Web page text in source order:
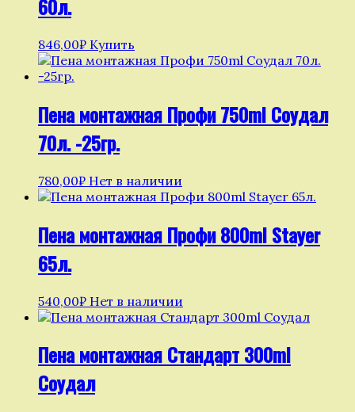
60л.
846,00₽ Купить
Пена монтажная Профи 750ml Соудал
70л. -25гр.
780,00₽ Нет в наличии
Пена монтажная Профи 800ml Stayer
65л.
540,00₽ Нет в наличии
Пена монтажная Стандарт 300ml
Соудал